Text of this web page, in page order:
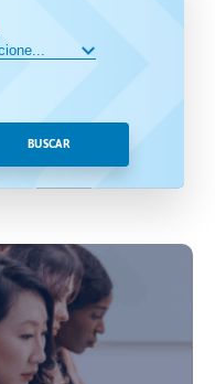
BUSCAR